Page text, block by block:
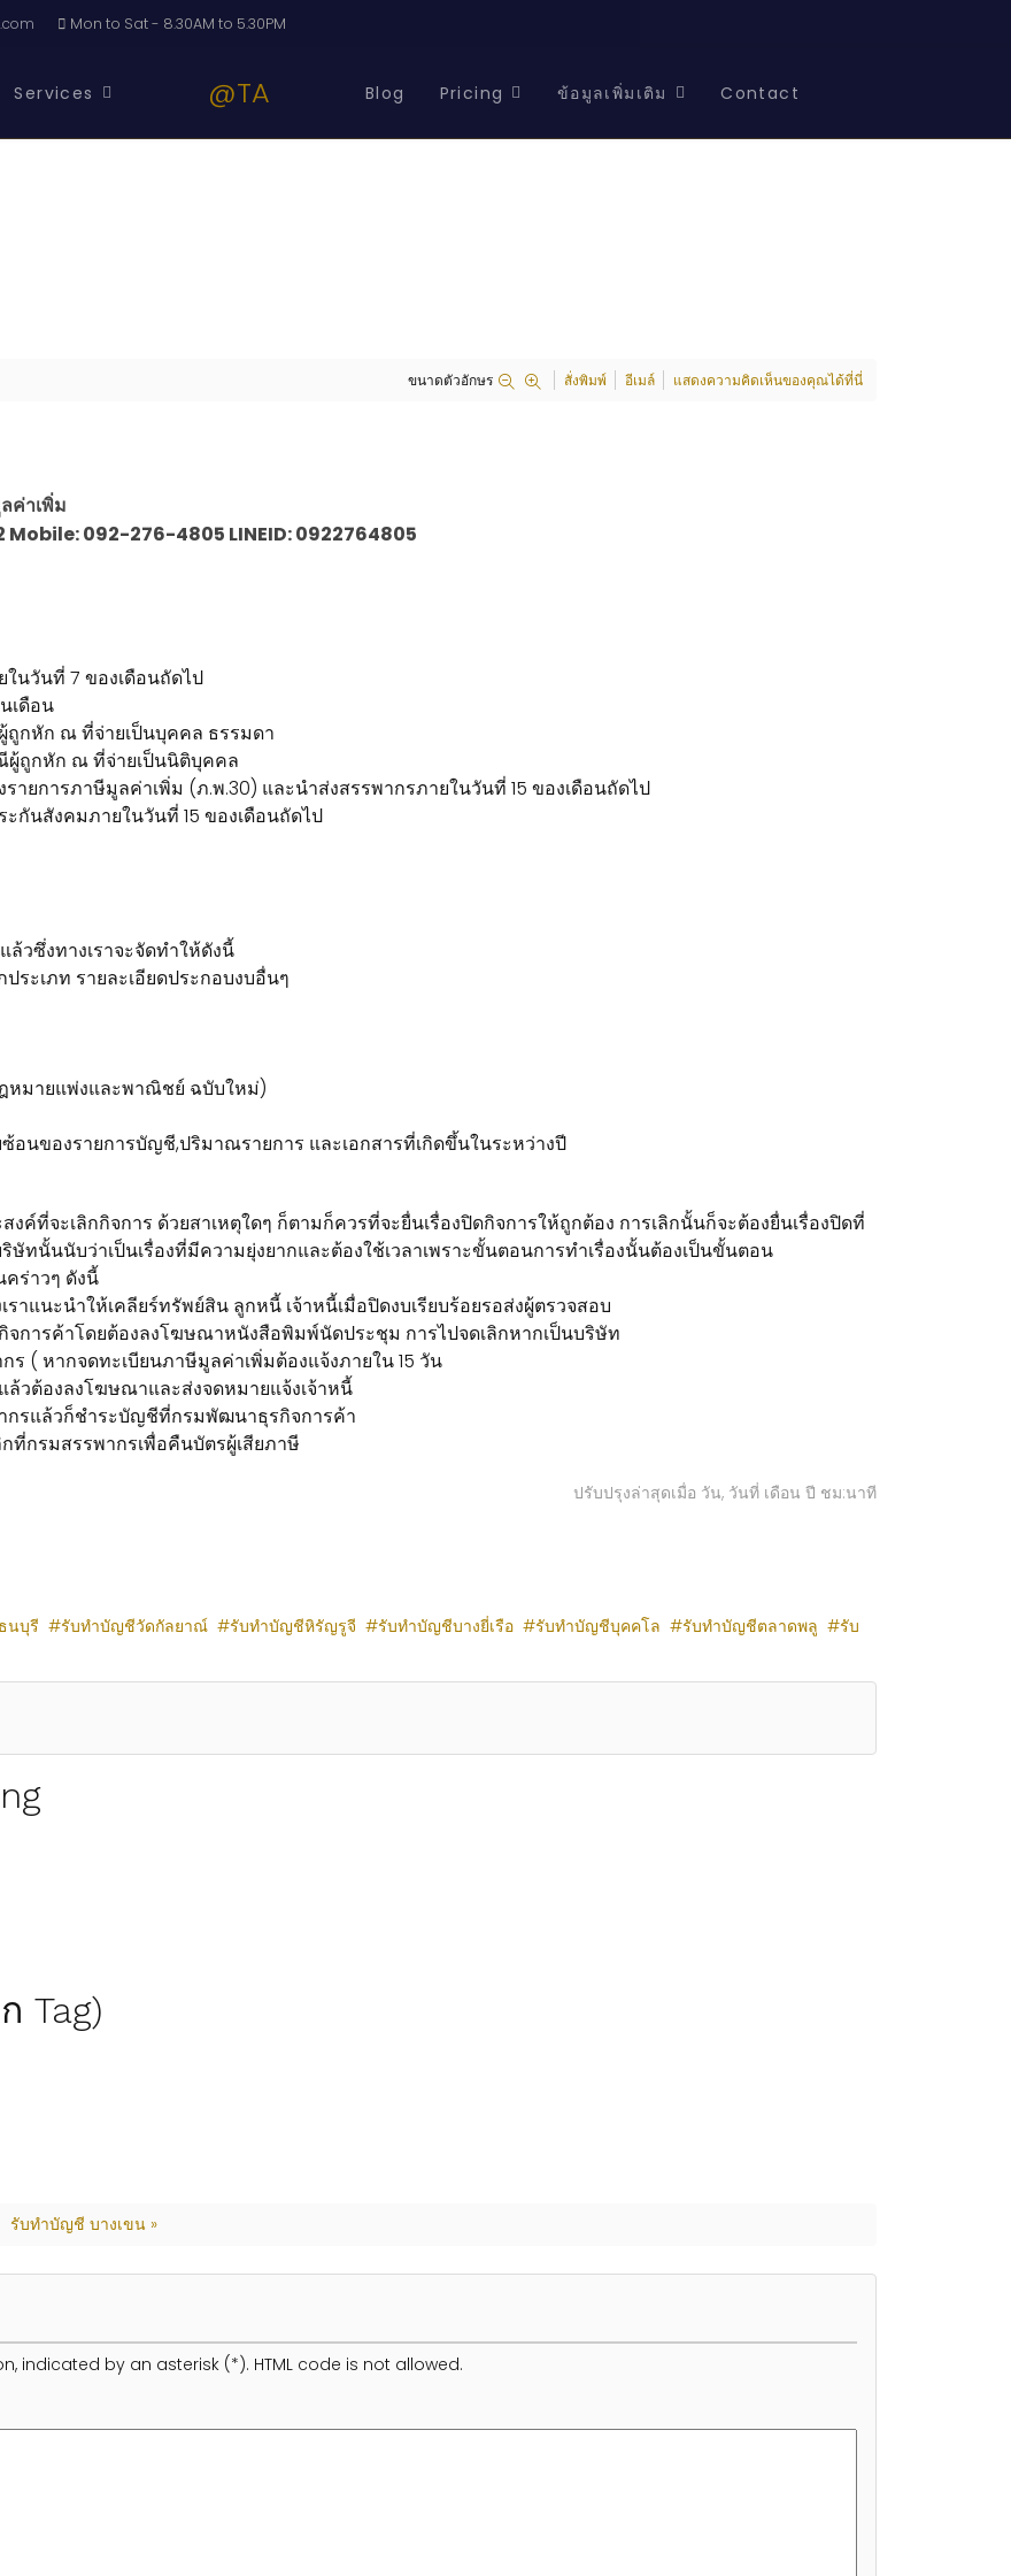
Mon to Sat - 8.30AM to 5.30PM
Services @TA Blog Pricing ข้อมูลเพิ่มเติม Contact
ขนาดตัวอักษร สั่งพิมพ์ อีเมล์ แสดงความคิดเห็นของคุณได้ที่นี่
ค่าเพิ่ม
Mobile: 092-276-4805 LINEID: 0922764805
นวันที่ 7 ของเดือนถัดไป
เดือน
กหัก ณ ที่จ่ายเป็นบุคคล ธรรมดา
ผู้ถูกหัก ณ ที่จ่ายเป็นนิติบุคคล
ายการภาษีมูลค่าเพิ่ม (ภ.พ.30) และนำส่งสรรพากรภายในวันที่ 15 ของเดือนถัดไป
กันสังคมภายในวันที่ 15 ของเดือนถัดไป
วซึ่งทางเราจะจัดทำให้ดังนี้
ะเภท รายละเอียดประกอบงบอื่นๆ
มายแพ่งและพาณิชย์ ฉบับใหม่)
นของรายการบัญชี,ปริมาณรายการ และเอกสารที่เกิดขึ้นในระหว่างปี
ที่จะเลิกกิจการ ด้วยสาเหตุใดๆ ก็ตามก็ควรที่จะยื่นเรื่องปิดกิจการให้ถูกต้อง การเลิกนั้นก็จะต้องยื่นเรื่องปิดที่
ทนั้นนับว่าเป็นเรื่องที่มีความยุ่งยากและต้องใช้เวลาเพราะขั้นตอนการทำเรื่องนั้นต้องเป็นขั้นตอน
ร่าวๆ ดังนี้
แนะนำให้เคลียร์ทรัพย์สิน ลูกหนี้ เจ้าหนี้เมื่อปิดงบเรียบร้อยรอส่งผู้ตรวจสอบ
การค้าโดยต้องลงโฆษณาหนังสือพิมพ์นัดประชุม การไปจดเลิกหากเป็นบริษัท
( หากจดทะเบียนภาษีมูลค่าเพิ่มต้องแจ้งภายใน 15 วัน
วต้องลงโฆษณาและส่งจดหมายแจ้งเจ้าหนี้
กรแล้วก็ชำระบัญชีที่กรมพัฒนาธุรกิจการค้า
ที่กรมสรรพากรเพื่อคืนบัตรผู้เสียภาษี
ปรับปรุงล่าสุดเมื่อ วัน, วันที่ เดือน ปี ชม:นาที
นบุรี รับทำบัญชีวัดกัลยาณ์ รับทำบัญชีหิรัญรูจี รับทำบัญชีบางยี่เรือ รับทำบัญชีบุคคโล รับทำบัญชีตลาดพลู
รับ
Tag)
รับทำบัญชี บางเขน »
indicated by an asterisk (*). HTML code is not allowed.